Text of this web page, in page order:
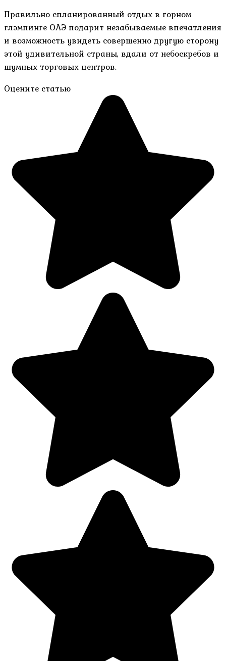
Правильно спланированный отдых в горном
глэмпинге ОАЭ подарит незабываемые впечатления
и возможность увидеть совершенно другую сторону
этой удивительной страны, вдали от небоскребов и
шумных торговых центров.
Оцените статью